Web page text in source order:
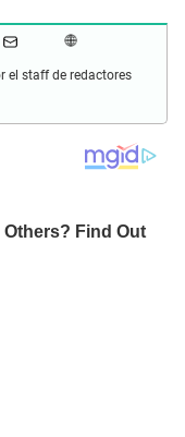
el staff de redactores